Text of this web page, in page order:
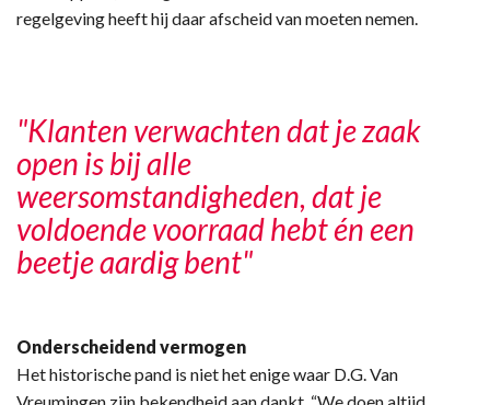
regelgeving heeft hij daar afscheid van moeten nemen.
"Klanten verwachten dat je zaak
open is bij alle
weersomstandigheden, dat je
voldoende voorraad hebt én een
beetje aardig bent"
Onderscheidend vermogen
Het historische pand is niet het enige waar D.G. Van
Vreumingen zijn bekendheid aan dankt. “We doen altijd